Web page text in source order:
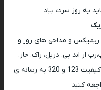
یه روز سرت بیاد
ریمیکس و مداحی های روز و
ار اند بی، دریل، راک، جاز،
هیپ هاپ و اپرا همراه با متن کامل و کیفیت 128 و 320 به رسانه ی
کنید